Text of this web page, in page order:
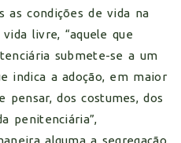
as condições de vida na
livre, “aquele que
submete-se a um
indica a adoção, em maior
pensar, dos costumes, dos
penitenciária”,
alguma a segregação